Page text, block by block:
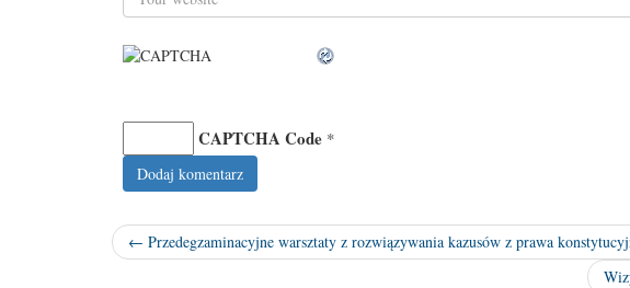
CAPTCHA Code *
← Przedegzaminacyjne warsztaty z rozwiązywania kazusów z prawa